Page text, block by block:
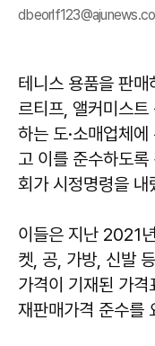
테니스 용품을 판
르티프, 앨커미스
하는 도·소매업체
고 이를 준수하도
회가 시정명령을
이들은 지난 2021
켓, 공, 가방, 신발
가격이 기재된 가격
재판매가격 준수를